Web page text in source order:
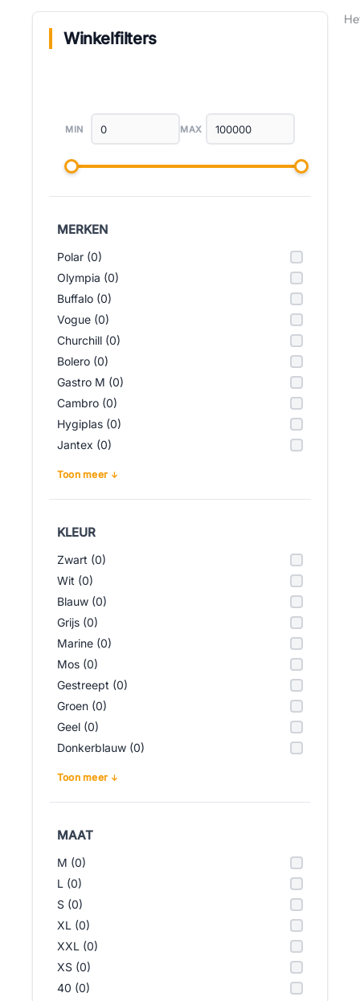
Winkelfilters
MIN MAX
MERKEN
Polar (0)
Olympia (0)
Buffalo (0)
Vogue (0)
Churchill (0)
Bolero (0)
Gastro M (0)
Cambro (0)
Hygiplas (0)
Jantex (0)
Toon meer
KLEUR
Zwart (0)
Wit (0)
Blauw (0)
Grijs (0)
Marine (0)
Mos (0)
Gestreept (0)
Groen (0)
Geel (0)
Donkerblauw (0)
Toon meer
MAAT
M (0)
L (0)
S (0)
XL (0)
XXL (0)
XS (0)
40 (0)